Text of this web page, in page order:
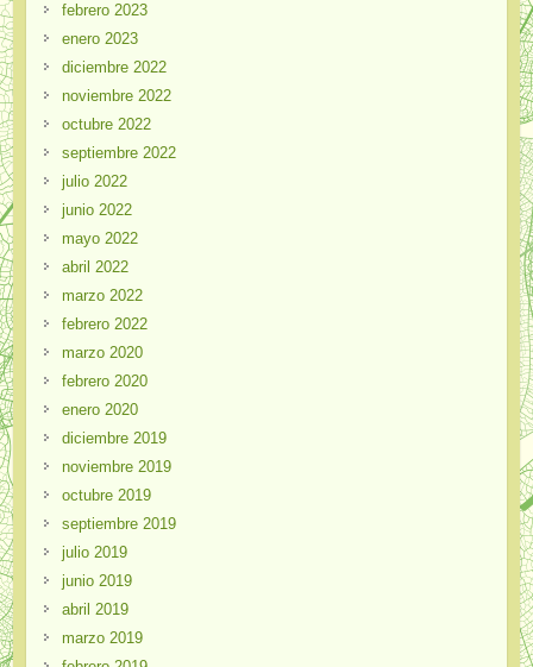
febrero 2023
enero 2023
diciembre 2022
noviembre 2022
octubre 2022
septiembre 2022
julio 2022
junio 2022
mayo 2022
abril 2022
marzo 2022
febrero 2022
marzo 2020
febrero 2020
enero 2020
diciembre 2019
noviembre 2019
octubre 2019
septiembre 2019
julio 2019
junio 2019
abril 2019
marzo 2019